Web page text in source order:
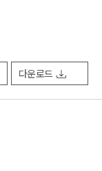
다운로드